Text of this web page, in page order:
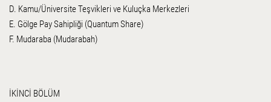
D. Kamu/Üniversite Teşvikleri ve Kuluçka Merkezleri
E. Gölge Pay Sahipliği (Quantum Share)
F. Mudaraba (Mudarabah)
İKİNCİ BÖLÜM